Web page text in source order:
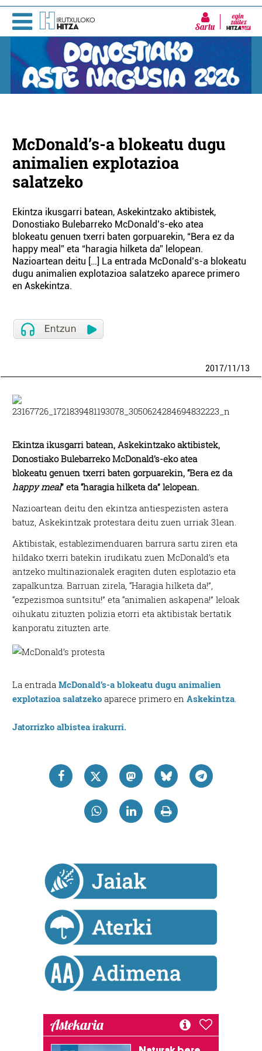
Sartu
McDonald’s-a blokeatu dugu
animalien explotazioa
salatzeko
Ekintza ikusgarri batean, Askekintzako aktibistek,
Donostiako Bulebarreko McDonald’s-eko atea
blokeatu genuen txerri baten gorpuarekin, “Bera ez da
happy meal” eta “haragia hilketa da” lelopean.
Nazioartean deitu […] La entrada McDonald’s-a blokeatu
dugu animalien explotazioa salatzeko aparece primero
en Askekintza.
2017/11/13
Ekintza ikusgarri batean, Askekintzako aktibistek,
Donostiako Bulebarreko McDonald’s-eko atea
blokeatu genuen txerri baten gorpuarekin, “Bera ez da
happy meal” eta “haragia hilketa da” lelopean.
Nazioartean deitu den ekintza antiespezisten astera
batuz, Askekintzak protestara deitu zuen urriak 31ean.
Aktibistak, establezimenduaren barrura sartu ziren eta
hildako txerri batekin irudikatu zuen McDonald’s eta
antzeko multinazionalek eragiten duten esplotazio eta
zapalkuntza. Barruan zirela, “Haragia hilketa da!”,
“ezpezismoa suntsitu!” eta “animalien askapena!” leloak
oihukatu zituzten polizia etorri eta aktibistak bertatik
kanporatu zituzten arte.
La entradaMcDonald’s-a blokeatu dugu animalien
explotazioa salatzeko aparece primero enAskekintza.
Jatorrizko albistea irakurri.
Astekaria